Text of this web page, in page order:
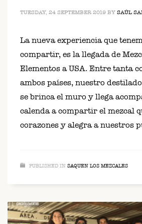
TUESDAY, 24 SEPTEMBER 2019 BY SAÚL
La nueva experiencia que
compartir, es la llegada de
Elementos a USA. Entre tanta
ambos países, nuestro
se brinca el muro y llega
calenda a compartir el mezcal
corazones y alegra a nuestros
PUBLISHED IN SAQUEN LOS MEZCALES